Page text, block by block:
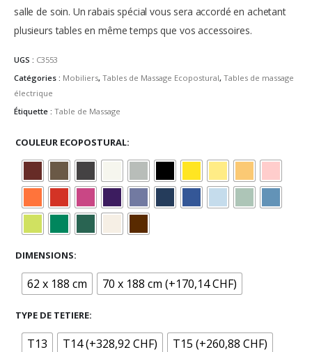
salle de soin. Un rabais spécial vous sera accordé en achetant
plusieurs tables en même temps que vos accessoires.
UGS : C3553
Catégories : Mobiliers, Tables de Massage Ecopostural, Tables de massage
électrique
Étiquette : Table de Massage
COULEUR ECOPOSTURAL
DIMENSIONS
62 x 188 cm 70 x 188 cm (+170,14 CHF)
TYPE DE TETIERE
T13 T14 (+328,92 CHF) T15 (+260,88 CHF)